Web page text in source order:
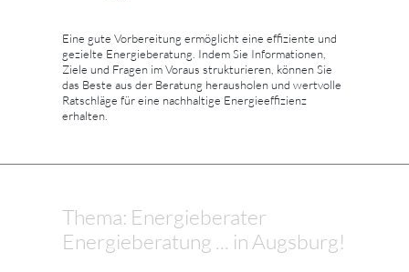
Eine gute Vorbereitung ermöglicht eine effiziente und
gezielte Energieberatung. Indem Sie Informationen,
Ziele und Fragen im Voraus strukturieren, können Sie
das Beste aus der Beratung herausholen und wertvolle
Ratschläge für eine nachhaltige Energieeffizienz
erhalten.
Thema: Energieberater
Energieberatung ... in Augsburg!